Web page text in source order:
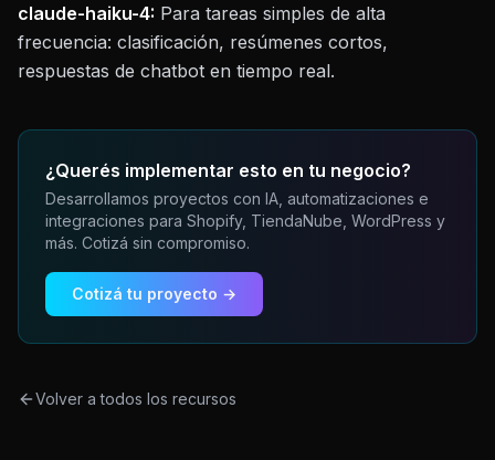
claude-haiku-4: Para tareas simples de alta
frecuencia: clasificación, resúmenes cortos,
respuestas de chatbot en tiempo real.
¿Querés implementar esto en tu negocio?
Desarrollamos proyectos con IA, automatizaciones e
integraciones para Shopify, TiendaNube, WordPress y
más. Cotizá sin compromiso.
Cotizá tu proyecto →
Volver a todos los recursos